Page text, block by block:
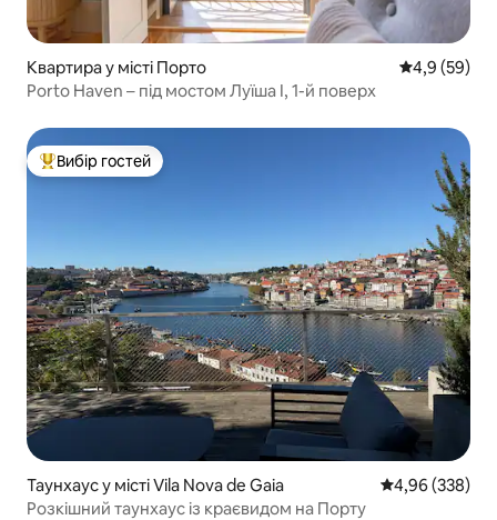
Квартира у місті Порто Середня
4,9 (59)
Porto Haven – під мостом Луїша I, 1-й поверх
Топ вибір гостей
Вибір гостей
Таунхаус у місті Vila Nova de Gaia Середня
4,96 (338)
Розкішний таунхаус із краєвидом на Порту